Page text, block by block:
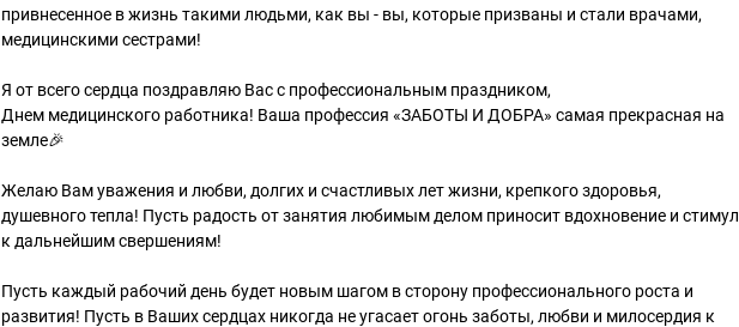
привнесенное в жизнь такими людьми, как вы - вы, которые призваны и стали врачами,
медицинскими сестрами!
Я от всего сердца поздравляю Вас с профессиональным праздником,
Днем медицинского работника! Ваша профессия «ЗАБОТЫ И ДОБРА» самая прекрасная на
земле🎉
Желаю Вам уважения и любви, долгих и счастливых лет жизни, крепкого здоровья,
душевного тепла! Пусть радость от занятия любимым делом приносит вдохновение и стимул
к дальнейшим свершениям!
Пусть каждый рабочий день будет новым шагом в сторону профессионального роста и
развития! Пусть в Ваших сердцах никогда не угасает огонь заботы, любви и милосердия к